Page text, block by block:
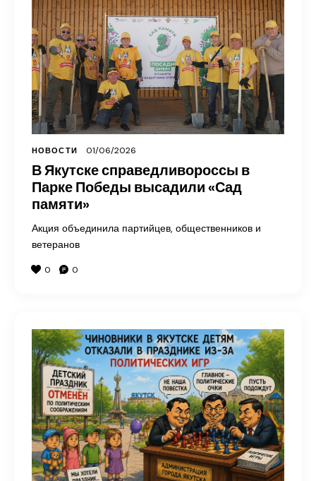
НОВОСТИ 01/06/2026
В Якутске справедливороссы в
Парке Победы высадили «Сад
памяти»
Акция объединила партийцев, общественников и
ветеранов
0 0